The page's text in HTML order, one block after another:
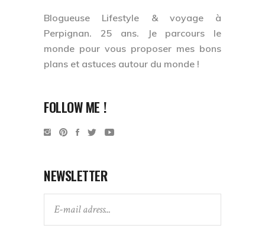
Blogueuse Lifestyle & voyage à
Perpignan. 25 ans. Je parcours le
monde pour vous proposer mes bons
plans et astuces autour du monde !
FOLLOW ME !
NEWSLETTER